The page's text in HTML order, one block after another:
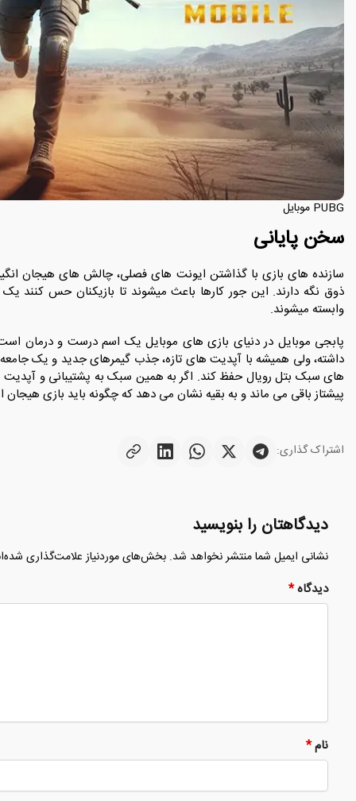
PUBG موبایل
سخن پایانی
سازنده های بازی با گذاشتن ایونت های فصلی، چالش های هیجان
ذوق نگه دارند. این جور کارها باعث میشوند تا بازیکنان حس
وابسته میشوند.
پابجی موبایل در دنیای بازی های موبایل یک اسم درست و درمان
داشته، ولی همیشه با آپدیت های تازه، جذب گیمرهای جدید و یک
های سبک بتل رویال حفظ کند. اگر به همین سبک به پشتیبانی و
پیشتاز باقی می ماند و به بقیه نشان می دهد که چگونه باید بازی هیجان
اشتراک گذاری:
دیدگاهتان را بنویسید
نشانی ایمیل شما منتشر نخواهد شد. بخش‌های موردنیاز علامت‌گذاری
دیدگاه*
نام*